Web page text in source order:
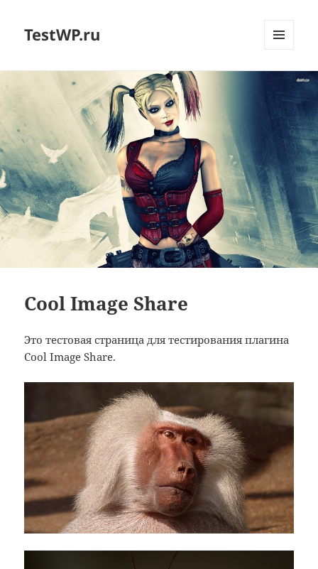
TestWP.ru
ВИДЖЕТЫ
Cool Image Share
Это тестовая страница для тестирования плагина
Cool Image Share.